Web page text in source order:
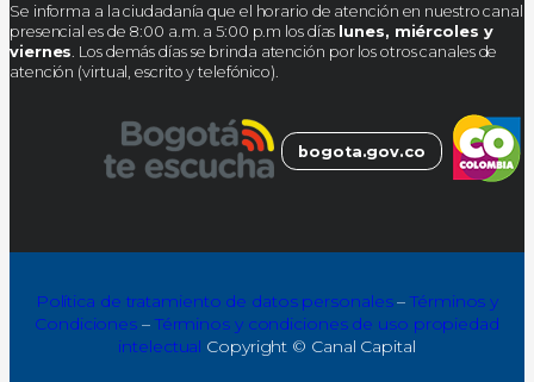
Se informa a la ciudadanía que el horario de atención en nuestro canal
presencial es de 8:00 a.m. a 5:00 p.m los días lunes, miércoles y
viernes . Los demás días se brinda atención por los otros canales de
atención (virtual, escrito y telefónico).
bogota.gov.co
Política de tratamiento de datos personales–Términos y
Condiciones –Términos y condiciones de uso propiedad
intelectual Copyright © Canal Capital